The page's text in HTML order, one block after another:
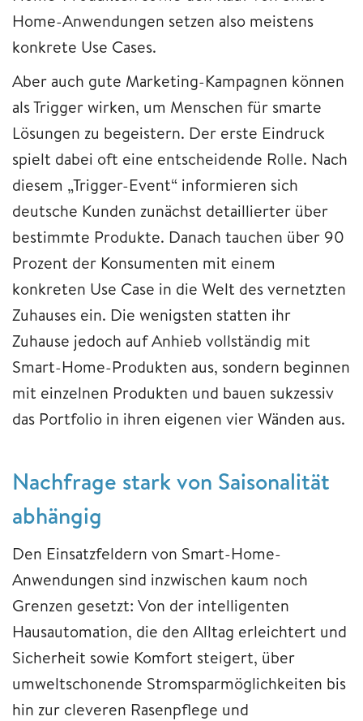
Home-Anwendungen setzen also meistens
konkrete Use Cases.
Aber auch gute Marketing-Kampagnen können
als Trigger wirken, um Menschen für smarte
Lösungen zu begeistern. Der erste Eindruck
spielt dabei oft eine entscheidende Rolle. Nach
diesem „Trigger-Event“ informieren sich
deutsche Kunden zunächst detaillierter über
bestimmte Produkte. Danach tauchen über 90
Prozent der Konsumenten mit einem
konkreten Use Case in die Welt des vernetzten
Zuhauses ein. Die wenigsten statten ihr
Zuhause jedoch auf Anhieb vollständig mit
Smart-Home-Produkten aus, sondern beginnen
mit einzelnen Produkten und bauen sukzessiv
das Portfolio in ihren eigenen vier Wänden aus.
Nachfrage stark von Saisonalität
abhängig
Den Einsatzfeldern von Smart-Home-
Anwendungen sind inzwischen kaum noch
Grenzen gesetzt: Von der intelligenten
Hausautomation, die den Alltag erleichtert und
Sicherheit sowie Komfort steigert, über
umweltschonende Stromsparmöglichkeiten bis
hin zur cleveren Rasenpflege und